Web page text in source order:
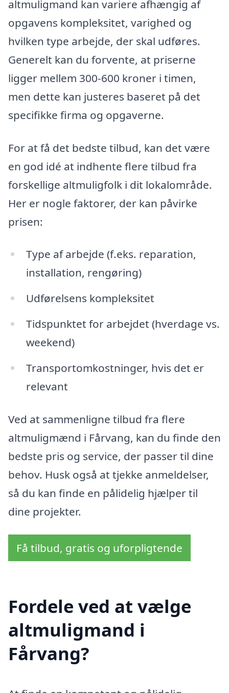
altmuligmand kan variere afhængig af
opgavens kompleksitet, varighed og
hvilken type arbejde, der skal udføres.
Generelt kan du forvente, at priserne
ligger mellem 300-600 kroner i timen,
men dette kan justeres baseret på det
specifikke firma og opgaverne.
For at få det bedste tilbud, kan det være
en god idé at indhente flere tilbud fra
forskellige altmuligfolk i dit lokalområde.
Her er nogle faktorer, der kan påvirke
prisen:
Type af arbejde (f.eks. reparation,
installation, rengøring)
Udførelsens kompleksitet
Tidspunktet for arbejdet (hverdage vs.
weekend)
Transportomkostninger, hvis det er
relevant
Ved at sammenligne tilbud fra flere
altmuligmænd i Fårvang, kan du finde den
bedste pris og service, der passer til dine
behov. Husk også at tjekke anmeldelser,
så du kan finde en pålidelig hjælper til
dine projekter.
Få tilbud, gratis og uforpligtende
Fordele ved at vælge
altmuligmand i
Fårvang?